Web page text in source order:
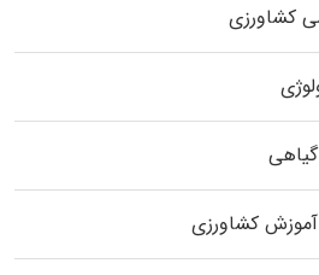
کشاورزی
کشاورزی